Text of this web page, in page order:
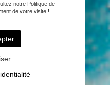
notre Politique de
de votre visite !